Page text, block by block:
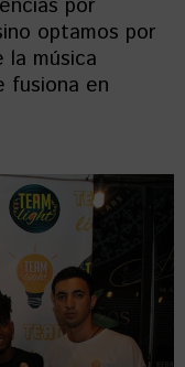
optamos por
la música
fusiona en